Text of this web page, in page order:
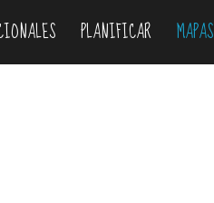
PLANIFICAR MAPAS